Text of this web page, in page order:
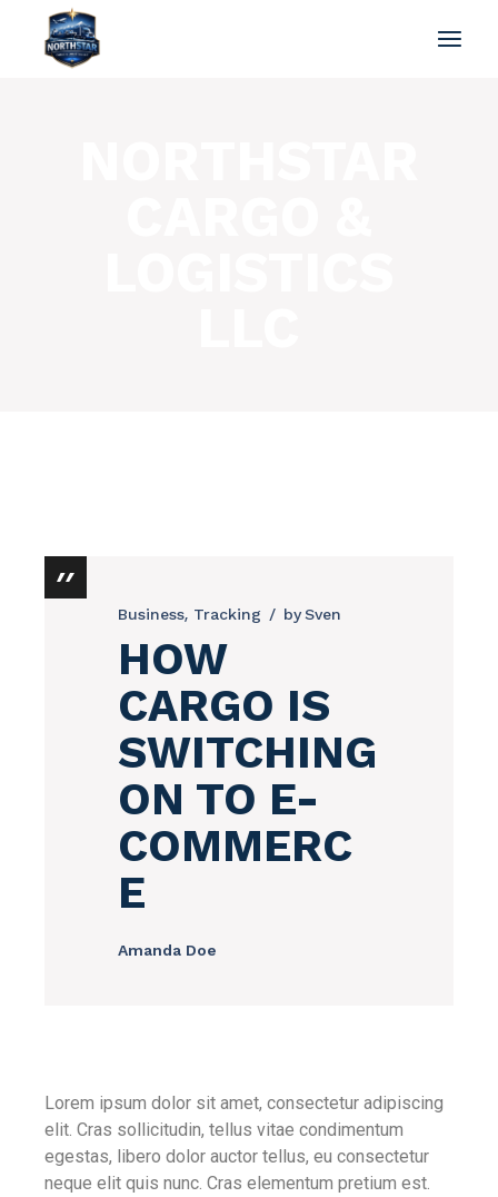
Business Tracking bySven
HOW
CARGO IS
SWITCHING
ON TO E-
COMMERC
E
Amanda Doe
Lorem ipsum dolor sit amet, consectetur adipiscing
elit. Cras sollicitudin, tellus vitae condimentum
egestas, libero dolor auctor tellus, eu consectetur
neque elit quis nunc. Cras elementum pretium est.